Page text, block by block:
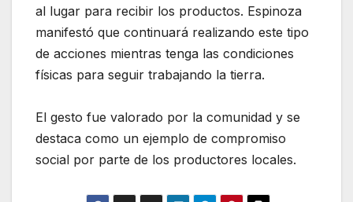
al lugar para recibir los productos. Espinoza
manifestó que continuará realizando este tipo
de acciones mientras tenga las condiciones
físicas para seguir trabajando la tierra.
El gesto fue valorado por la comunidad y se
destaca como un ejemplo de compromiso
social por parte de los productores locales.